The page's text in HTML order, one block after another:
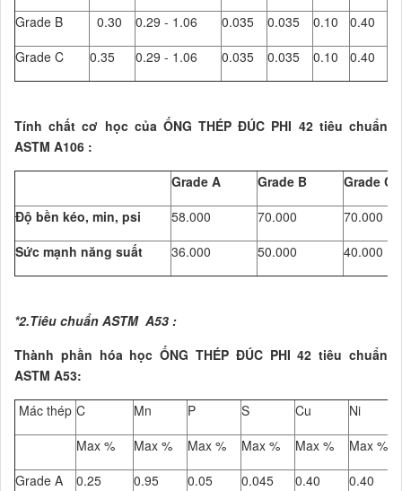
Grade B
0.30 0.29 - 1.06 0.035 0.035 0.10 0.40
Grade C
0.35 0.29 - 1.06 0.035 0.035 0.10 0.40
Tính chất cơ học của ỐNG THÉP ĐÚC PHI 42 tiêu chuẩn
ASTM A106 :
Grade A
Grade B
Grade C
Độ bền kéo, min, psi
58.000 70.000
70.000
Sức mạnh năng suất
36.000 50.000 40.000
*2.Tiêu chuẩn ASTM A53 :
Thành phần hóa học ỐNG THÉP ĐÚC PHI 42 tiêu chuẩn
ASTM A53:
Mác thép C Mn P S Cu
Ni
Max %
Max % Max % Max % Max %
Max %
Grade A
0.25 0.95 0.05 0.045 0.40 0.40